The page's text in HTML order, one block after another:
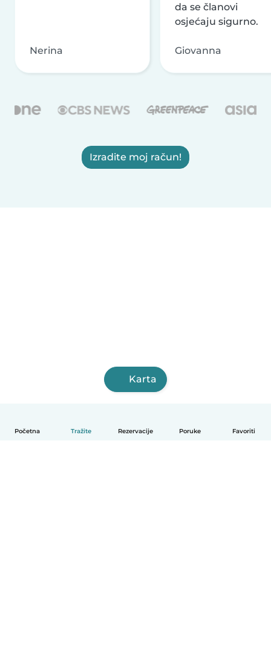
Početna Tražite Rezervacije Poruke Favoriti
Nerina
da se članovi
osjećaju sigurno.
Giovanna
Izradite moj račun!
Karta